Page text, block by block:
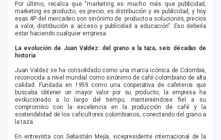
Por último, recalca que "marketing es mucho más que publicidad,
marketing es producto, es precio, es distribución y es publicidad, y hoy
esas 4P del mercadeo son sinónimo de: producto a soluciones, precios
a valor, distribución a acceso y publicidad a educación". Eso debería
estar haciendo cualquier empresa.
La evolución de Juan Valdez: del grano a la taza, seis décadas de
historia
Juan Valdez se ha consolidado como una marca icónica de Colombia,
reconocida a nivel mundial como sinónimo de café colombiano de alta
calidad. Fundada en 1959 como una cooperativa de cafeteros que
buscaba obtener un mayor valor por su producto, la empresa ha
evolucionado a lo largo del tiempo, manteniéndose fiel a su
compromiso con la excelencia en la producción de café y la
sostenibilidad de los caficultores colombianos, conectando del grano a
la taza.
En entrevista con Sebastián Mejía, vicepresidente internacional de la